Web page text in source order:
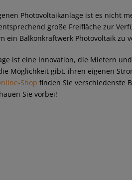
Photovoltaikanlage ist es nicht
große Freifläche zur
ein Balkonkraftwerk Photovoltaik zu
ist eine Innovation, die Mietern
Möglichkeit gibt, ihren eigenen
Shop finden Sie verschiedenste
Sie vorbei!